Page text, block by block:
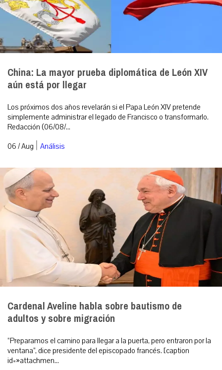
China: La mayor prueba diplomática de León XIV
aún está por llegar
Los próximos dos años revelarán si el Papa León XIV pretende
simplemente administrar el legado de Francisco o transformarlo.
Redacción (06/08/...
06 / Aug | Análisis
Cardenal Aveline habla sobre bautismo de
adultos y sobre migración
“Preparamos el camino para llegar a la puerta, pero entraron por la
ventana”, dice presidente del episcopado francés. [caption
id=»attachmen...